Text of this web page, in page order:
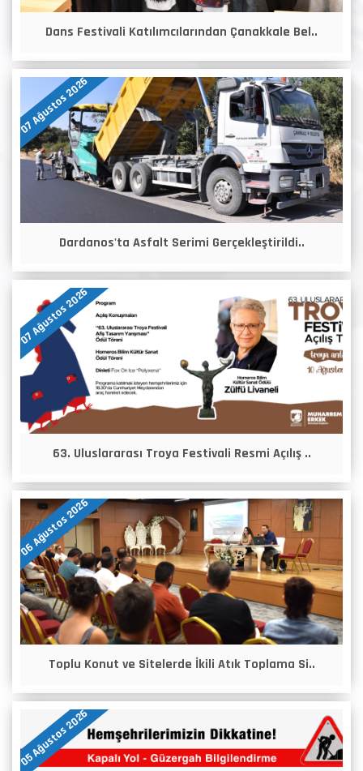
Dans Festivali Katılımcılarından Çanakkale Bel..
07 Ağustos 2026
Dardanos'ta Asfalt Serimi Gerçekleştirildi..
07 Ağustos 2026
63. Uluslararası Troya Festivali Resmi Açılış ..
06 Ağustos 2026
Toplu Konut ve Sitelerde İkili Atık Toplama Si..
05 Ağustos 2026